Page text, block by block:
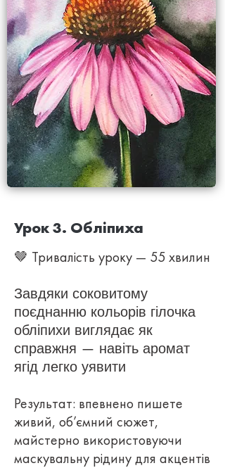
Урок 3. Обліпиха
🤎 Тривалість уроку — 55 хвилин
Завдяки соковитому
поєднанню кольорів гілочка
обліпихи виглядає як
справжня — навіть аромат
ягід легко уявити
Результат: впевнено пишете
живий, об’ємний сюжет,
майстерно використовуючи
маскувальну рідину для акцентів